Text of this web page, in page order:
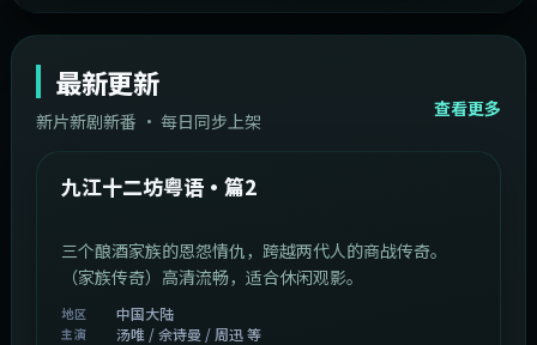
最新更新
新片新剧新番 · 每日同步上架
查看更多
最新
中国大陆 1:20:26
九江十二坊粤语·篇2
三个酿酒家族的恩怨情仇，跨越两代人的商战传奇。
（家族传奇）高清流畅，适合休闲观影。
地区 中国大陆
主演
汤唯 / 佘诗曼 / 周迅 等